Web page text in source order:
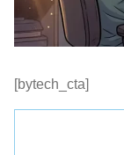
[bytech_cta]